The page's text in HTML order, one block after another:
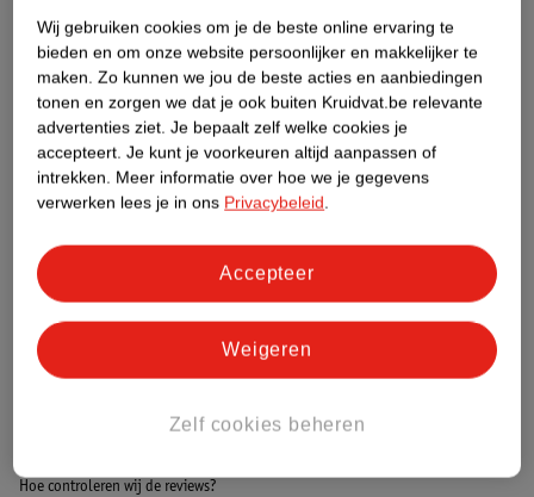
Etiketinformatie
Nature Impact Score
Dit product heeft (nog) geen Nature
Bestel & Bezorginformatie
Bekijk ook
Alle Conditioner
Hoe controleren wij de reviews?
Wij gebruiken cookies om je de beste online ervaring te
bieden en om onze website persoonlijker en makkelijker te
maken. Zo kunnen we jou de beste acties en aanbiedingen
tonen en zorgen we dat je ook buiten Kruidvat.be relevante
advertenties ziet. Je bepaalt zelf welke cookies je
accepteert. Je kunt je voorkeuren altijd aanpassen of
intrekken. Meer informatie over hoe we je gegevens
verwerken lees je in ons Privacybeleid.
Zelf cookies beheren
Weigeren
Accepteer